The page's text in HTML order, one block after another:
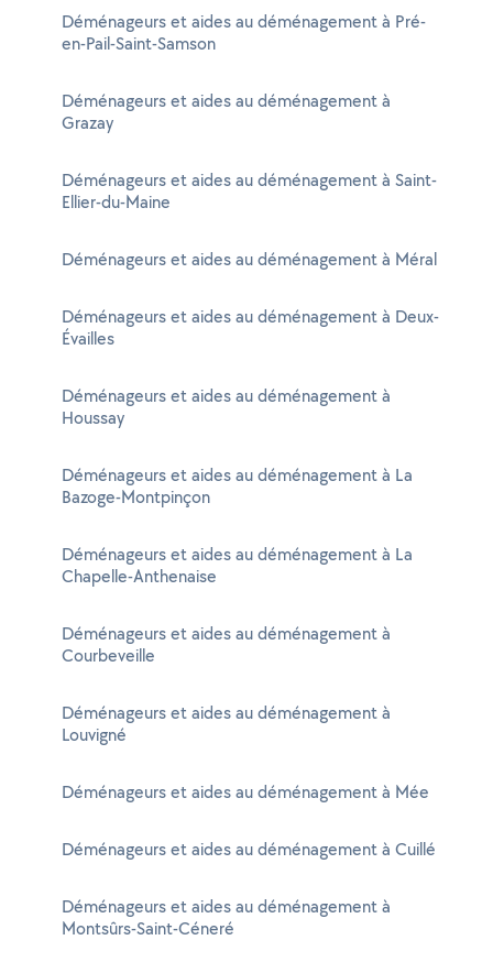
Déménageurs et aides au déménagement à Pré-
en-Pail-Saint-Samson
Déménageurs et aides au déménagement à
Grazay
Déménageurs et aides au déménagement à Saint-
Ellier-du-Maine
Déménageurs et aides au déménagement à Méral
Déménageurs et aides au déménagement à Deux-
Évailles
Déménageurs et aides au déménagement à
Houssay
Déménageurs et aides au déménagement à La
Bazoge-Montpinçon
Déménageurs et aides au déménagement à La
Chapelle-Anthenaise
Déménageurs et aides au déménagement à
Courbeveille
Déménageurs et aides au déménagement à
Louvigné
Déménageurs et aides au déménagement à Mée
Déménageurs et aides au déménagement à Cuillé
Déménageurs et aides au déménagement à
Montsûrs-Saint-Céneré